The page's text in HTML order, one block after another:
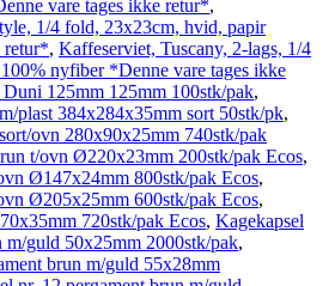
vare tages ikke retur*,
1/4 fold, 23x23cm, hvid, papir
retur*, Kaffeserviet, Tuscany, 2-lags, 1/4
nyfiber *Denne vare tages ikke
125mm 125mm 100stk/pak,
plast 384x284x35mm sort 50stk/pk,
ovn 280x90x25mm 740stk/pak
t/ovn Ø220x23mm 200stk/pak Ecos,
Ø147x24mm 800stk/pak Ecos,
Ø205x25mm 600stk/pak Ecos,
720stk/pak Ecos, Kagekapsel
m/guld 50x25mm 2000stk/pak,
brun m/guld 55x28mm